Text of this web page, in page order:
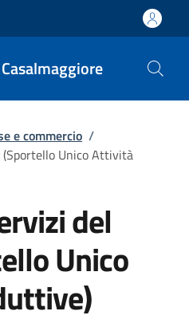
e commercio /
(Sportello Unico Attività
del
Unico